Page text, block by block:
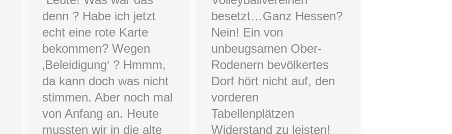
besetzt…Ganz Hessen?
Nein! Ein von
unbeugsamen Ober-
Rodenern bevölkertes
Dorf hört nicht auf, den
vorderen
Tabellenplätzen
Widerstand zu leisten!
denn ? Habe ich jetzt
echt eine rote Karte
bekommen? Wegen
‚Beleidigung‘ ? Hmmm,
da kann doch was nicht
stimmen. Aber noch mal
von Anfang an. Heute
mussten wir in die alte